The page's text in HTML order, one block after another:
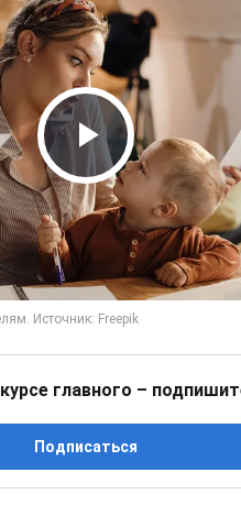
Play
главного –
Подписаться